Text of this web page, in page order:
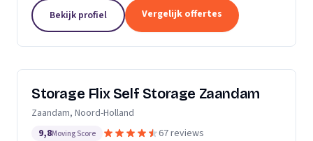
Bekijk profiel Vergelijk offertes
Storage Flix Self Storage Zaandam
Zaandam, Noord-Holland
9,8Moving Score 67 reviews